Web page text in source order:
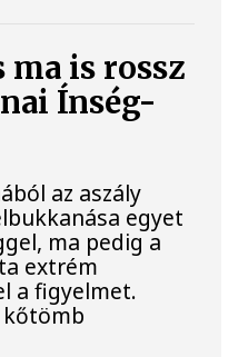
ma is rossz
Ínség-
az aszály
egyet
ma pedig a
extrém
a figyelmet.
kőtömb